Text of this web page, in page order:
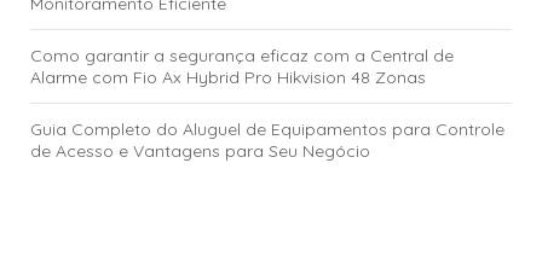
Como garantir a segurança eficaz com a Central de
Alarme com Fio Ax Hybrid Pro Hikvision 48 Zonas
Guia Completo do Aluguel de Equipamentos para Controle
de Acesso e Vantagens para Seu Negócio